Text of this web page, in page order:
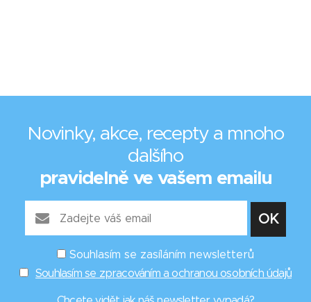
Novinky, akce, recepty a mnoho
dalšího
pravidelně ve vašem emailu
Souhlasím se zasíláním newsletterů
Souhlasím se zpracováním a ochranou osobních údajů